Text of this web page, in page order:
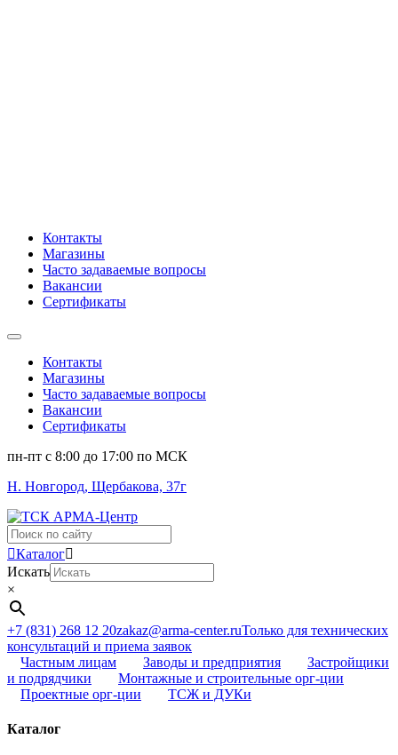
Контакты
Магазины
Часто задаваемые вопросы
Вакансии
Сертификаты
Контакты
Магазины
Часто задаваемые вопросы
Вакансии
Сертификаты
пн-пт c 8:00 до 17:00 по МСК
Н. Новгород, Щербакова, 37г
Поиск
...Каталог
Искать
×
+7 (831) 268 12 20zakaz@arma-center.ruТолько для технических
консультаций и приема заявок
Частным лицам
Заводы и предприятия
Застройщики
и подрядчики
Монтажные и строительные орг-ции
Проектные орг-ции
ТСЖ и ДУКи
Каталог